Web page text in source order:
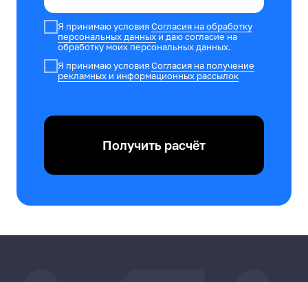
Я принимаю условияСогласия на обработку
персональных данных и даю согласие на
обработку моих персональных данных.
Я принимаю условияСогласия на получение
рекламных и информационных рассылок
Получить расчёт